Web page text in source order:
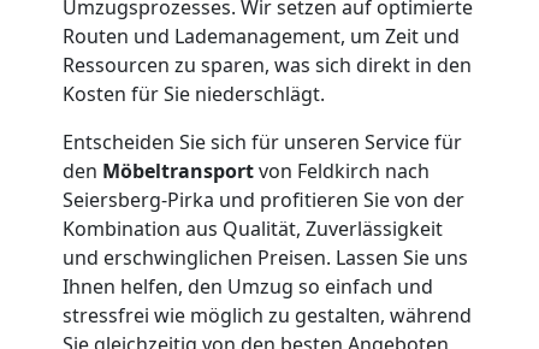
Umzugsprozesses. Wir setzen auf optimierte
Routen und Lademanagement, um Zeit und
Ressourcen zu sparen, was sich direkt in den
Kosten für Sie niederschlägt.
Entscheiden Sie sich für unseren Service für
den Möbeltransportvon Feldkirch nach
Seiersberg-Pirka und profitieren Sie von der
Kombination aus Qualität, Zuverlässigkeit
und erschwinglichen Preisen. Lassen Sie uns
Ihnen helfen, den Umzug so einfach und
stressfrei wie möglich zu gestalten, während
Sie gleichzeitig von den besten Angeboten
Feldkirch
Fernumzug
Feldkirch
Firmenumzug
Feldkirch